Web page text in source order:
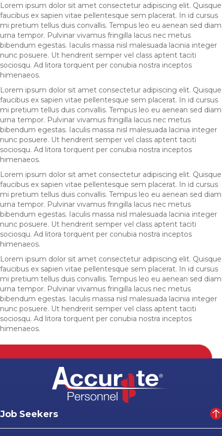
Lorem ipsum dolor sit amet consectetur adipiscing elit. Quisque
faucibus ex sapien vitae pellentesque sem placerat. In id cursus
mi pretium tellus duis convallis. Tempus leo eu aenean sed diam
urna tempor. Pulvinar vivamus fringilla lacus nec metus
bibendum egestas. Iaculis massa nisl malesuada lacinia integer
nunc posuere. Ut hendrerit semper vel class aptent taciti
sociosqu. Ad litora torquent per conubia nostra inceptos
himenaeos.
Lorem ipsum dolor sit amet consectetur adipiscing elit. Quisque
faucibus ex sapien vitae pellentesque sem placerat. In id cursus
mi pretium tellus duis convallis. Tempus leo eu aenean sed diam
urna tempor. Pulvinar vivamus fringilla lacus nec metus
bibendum egestas. Iaculis massa nisl malesuada lacinia integer
nunc posuere. Ut hendrerit semper vel class aptent taciti
sociosqu. Ad litora torquent per conubia nostra inceptos
himenaeos.
Lorem ipsum dolor sit amet consectetur adipiscing elit. Quisque
faucibus ex sapien vitae pellentesque sem placerat. In id cursus
mi pretium tellus duis convallis. Tempus leo eu aenean sed diam
urna tempor. Pulvinar vivamus fringilla lacus nec metus
bibendum egestas. Iaculis massa nisl malesuada lacinia integer
nunc posuere. Ut hendrerit semper vel class aptent taciti
sociosqu. Ad litora torquent per conubia nostra inceptos
himenaeos.
Lorem ipsum dolor sit amet consectetur adipiscing elit. Quisque
faucibus ex sapien vitae pellentesque sem placerat. In id cursus
mi pretium tellus duis convallis. Tempus leo eu aenean sed diam
urna tempor. Pulvinar vivamus fringilla lacus nec metus
bibendum egestas. Iaculis massa nisl malesuada lacinia integer
nunc posuere. Ut hendrerit semper vel class aptent taciti
sociosqu. Ad litora torquent per conubia nostra inceptos
himenaeos.
Job Seekers